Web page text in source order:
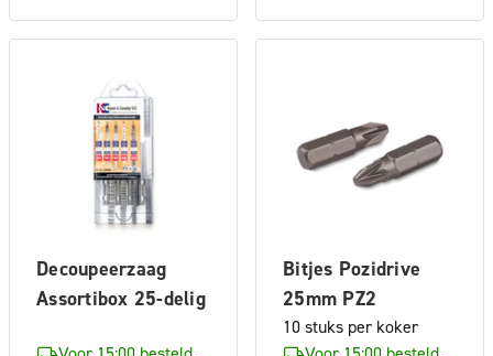
Decoupeerzaag
Assortibox 25-delig
Bitjes Pozidrive
25mm PZ2
10 stuks per koker